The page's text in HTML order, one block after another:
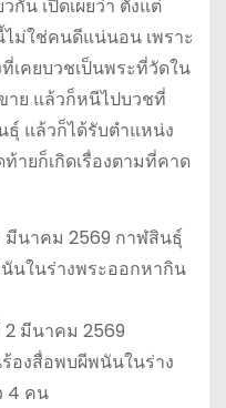
น เปิดเผยว่า ตั้งแต่
ม่ใช่คนดีแน่นอน เพราะ
เคยบวชเป็นพระที่วัดใน
ย แล้วก็หนีไปบวชที่
ธุ์ แล้วก็ได้รับตำแหน่ง
ายก็เกิดเรื่องตามที่คาด
มีนาคม 2569 กาฬสินธุ์
นในร่างพระออกหากิน
2 มีนาคม 2569
องสื่อพบผีพนันในร่าง
4 คน